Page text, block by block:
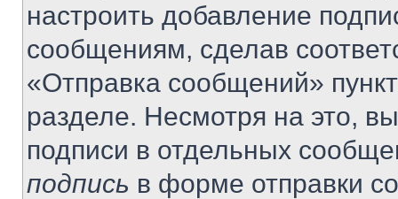
настроить добавление
сообщениям, сделав
«Отправка сообщений»
разделе. Несмотря на это,
подписи в отдельных
подпись в форме отправки